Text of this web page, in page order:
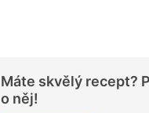
Máte skvělý recept?
o něj!